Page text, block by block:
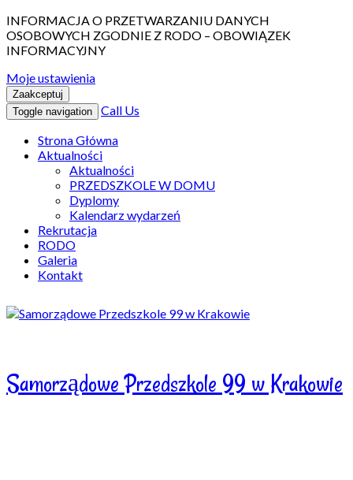
INFORMACJA O PRZETWARZANIU DANYCH
OSOBOWYCH ZGODNIE Z RODO – OBOWIĄZEK
INFORMACYJNY
Moje ustawienia
Zaakceptuj
Toggle navigation
Call Us
Strona Główna
Aktualności
Aktualności
PRZEDSZKOLE W DOMU
Dyplomy
Kalendarz wydarzeń
Rekrutacja
RODO
Galeria
Kontakt
Samorządowe Przedszkole 99 w Krakowie